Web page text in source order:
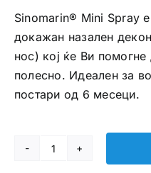
Sinomarin® Mini Spray
докажан назален
нос) кој ќе Ви
полесно. Идеален за
постари од 6 месеци.
Sinomarin